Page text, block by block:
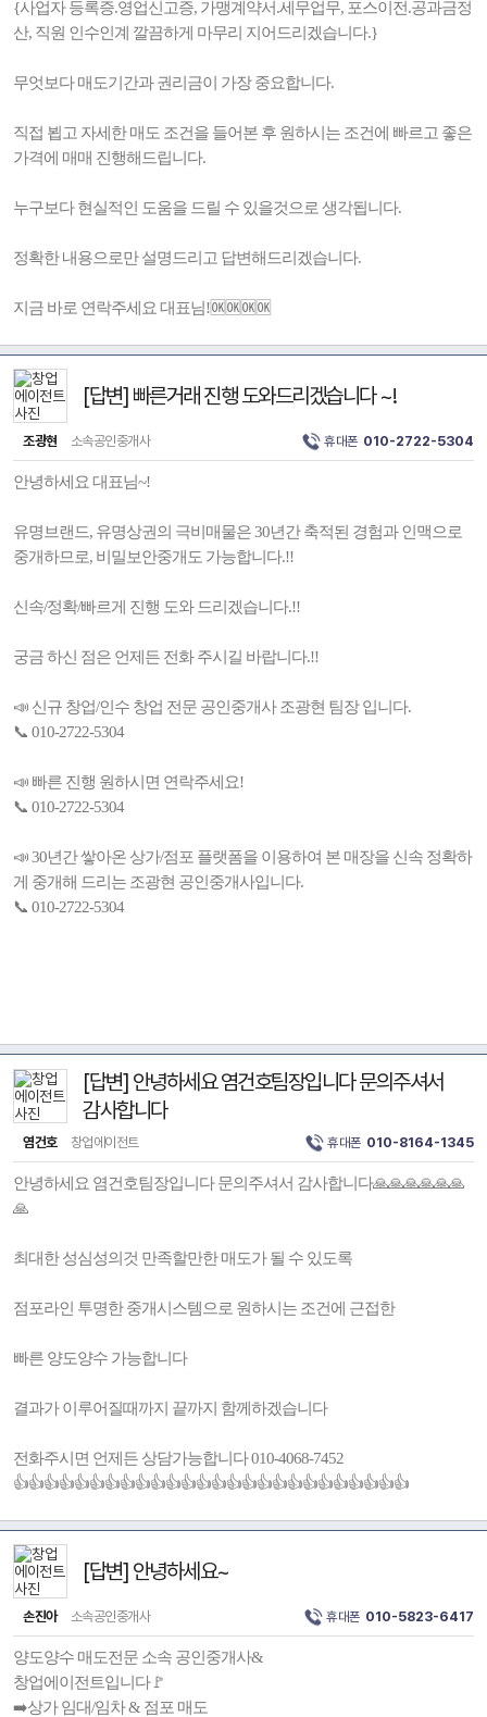
{사업자 등록증.영업신고증, 가맹계약서.세무업무, 포스이전.공과금정
산, 직원 인수인계 깔끔하게 마무리 지어드리겠습니다.}
무엇보다 매도기간과 권리금이 가장 중요합니다.
직접 뵙고 자세한 매도 조건을 들어본 후 원하시는 조건에 빠르고 좋은
가격에 매매 진행해드립니다.
누구보다 현실적인 도움을 드릴 수 있을것으로 생각됩니다.
정확한 내용으로만 설명드리고 답변해드리겠습니다.
지금 바로 연락주세요 대표님!🆗🆗🆗🆗
[답변] 빠른거래 진행 도와드리겠습니다 ~!
조광현 소속공인중개사 휴대폰 010-2722-5304
안녕하세요 대표님~!
유명브랜드, 유명상권의 극비매물은 30년간 축적된 경험과 인맥으로
중개하므로, 비밀보안중개도 가능합니다.!!
신속/정확/빠르게 진행 도와 드리겠습니다.!!
궁금 하신 점은 언제든 전화 주시길 바랍니다.!!
📣 신규 창업/인수 창업 전문 공인중개사 조광현 팀장 입니다.
📞 010-2722-5304
📣 빠른 진행 원하시면 연락주세요!
📞 010-2722-5304
📣 30년간 쌓아온 상가/점포 플랫폼을 이용하여 본 매장을 신속 정확하
게 중개해 드리는 조광현 공인중개사입니다.
📞 010-2722-5304
[답변] 안녕하세요 염건호팀장입니다 문의주셔서
감사합니다
염건호 창업에이전트 휴대폰 010-8164-1345
안녕하세요 염건호팀장입니다 문의주셔서 감사합니다🙏🙏🙏🙏🙏🙏
🙏
최대한 성심성의것 만족할만한 매도가 될 수 있도록
점포라인 투명한 중개시스템으로 원하시는 조건에 근접한
빠른 양도양수 가능합니다
결과가 이루어질때까지 끝까지 함께하겠습니다
전화주시면 언제든 상담가능합니다 010-4068-7452
👍👍👍👍👍👍👍👍👍👍👍👍👍👍👍👍👍👍👍👍👍👍👍👍👍👍
[답변] 안녕하세요~
손진아 소속공인중개사 휴대폰 010-5823-6417
양도양수 매도전문 소속 공인중개사&
창업에이전트입니다🚩
➡️상가 임대/임차 & 점포 매도